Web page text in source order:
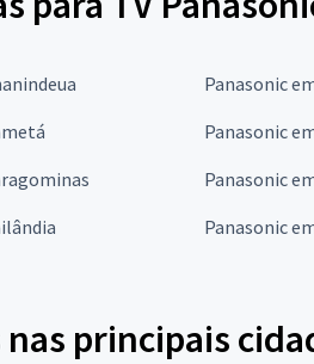
Panasonic
Panasonic
Panasonic
Panasonic
principais